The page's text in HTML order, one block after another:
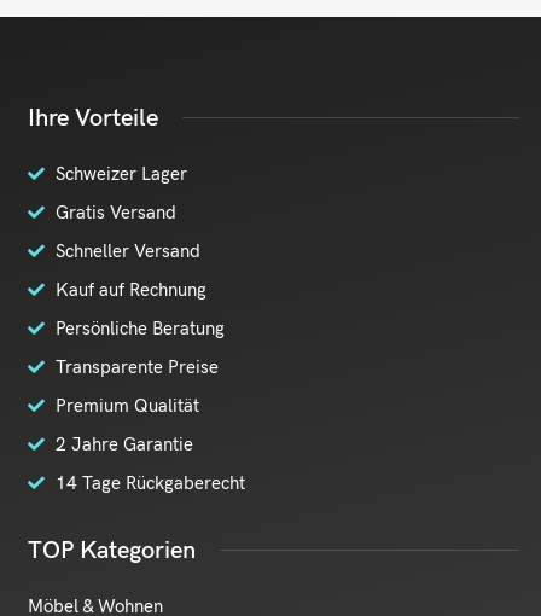
Ihre Vorteile
Schweizer Lager
Gratis Versand
Schneller Versand
Kauf auf Rechnung
Persönliche Beratung
Transparente Preise
Premium Qualität
2 Jahre Garantie
14 Tage Rückgaberecht
TOP Kategorien
Möbel & Wohnen